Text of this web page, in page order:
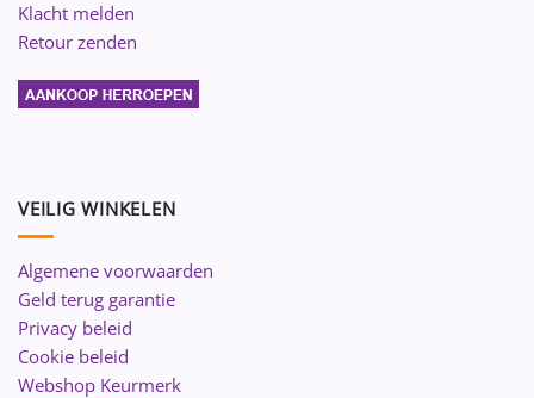
Klacht melden
Retour zenden
VEILIG WINKELEN
Algemene voorwaarden
Geld terug garantie
Privacy beleid
Cookie beleid
Webshop Keurmerk